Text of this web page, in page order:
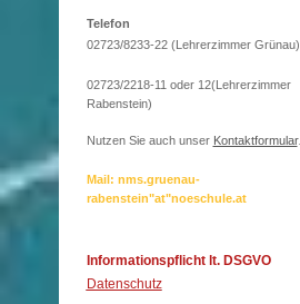
Telefon
02723/8233-22 (Lehrerzimmer Grünau)
02723/2218-11 oder 12(Lehrerzimmer
Rabenstein)
Nutzen Sie auch unser Kontaktformular.
Mail: nms.gruenau-
rabenstein"at"noeschule.at
Informationspflicht lt. DSGVO
Datenschutz